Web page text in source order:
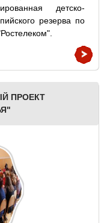
детско-
резерва по
ПРОЕКТ